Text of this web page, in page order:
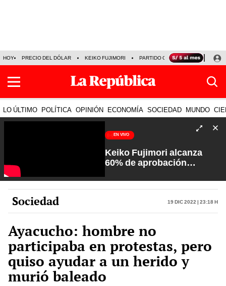
HOY PRECIO DEL DÓLAR KEIKO FUJIMORI PARTIDO OBRAS ARMONÍA 10
LO ÚLTIMO POLÍTICA OPINIÓN ECONOMÍA SOCIEDAD MUNDO
EN VIVO
Keiko Fujimori alcanza
60% de aprobación
Rosa María Palacios
Sociedad 19 Dic 2022 | 23:18 h
Ayacucho: hombre no
participaba en protestas, pero
quiso ayudar a un herido y
murió baleado